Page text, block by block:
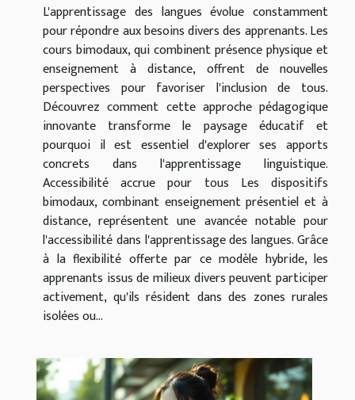
L'apprentissage des langues évolue constamment
pour répondre aux besoins divers des apprenants. Les
cours bimodaux, qui combinent présence physique et
enseignement à distance, offrent de nouvelles
perspectives pour favoriser l'inclusion de tous.
Découvrez comment cette approche pédagogique
innovante transforme le paysage éducatif et
pourquoi il est essentiel d'explorer ses apports
concrets dans l'apprentissage linguistique.
Accessibilité accrue pour tous Les dispositifs
bimodaux, combinant enseignement présentiel et à
distance, représentent une avancée notable pour
l'accessibilité dans l'apprentissage des langues. Grâce
à la flexibilité offerte par ce modèle hybride, les
apprenants issus de milieux divers peuvent participer
activement, qu'ils résident dans des zones rurales
isolées ou...